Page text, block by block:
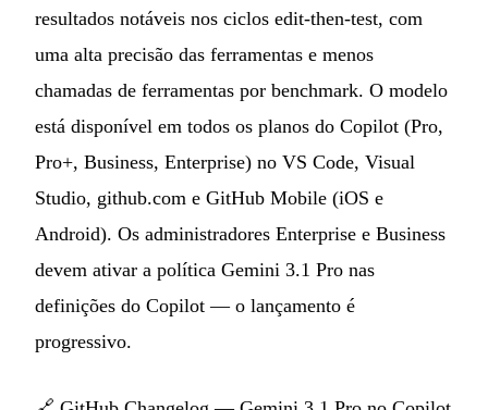
resultados notáveis nos ciclos edit-then-test, com
uma alta precisão das ferramentas e menos
chamadas de ferramentas por benchmark. O modelo
está disponível em todos os planos do Copilot (Pro,
Pro+, Business, Enterprise) no VS Code, Visual
Studio, github.com e GitHub Mobile (iOS e
Android). Os administradores Enterprise e Business
devem ativar a política Gemini 3.1 Pro nas
definições do Copilot — o lançamento é
progressivo.